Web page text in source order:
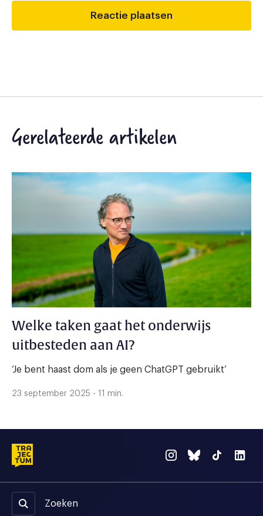
Gerelateerde artikelen
Welke taken gaat het onderwijs
uitbesteden aan AI?
‘Je bent haast dom als je geen ChatGPT gebruikt’
23 september 2025 - 11 min.
Zoeken